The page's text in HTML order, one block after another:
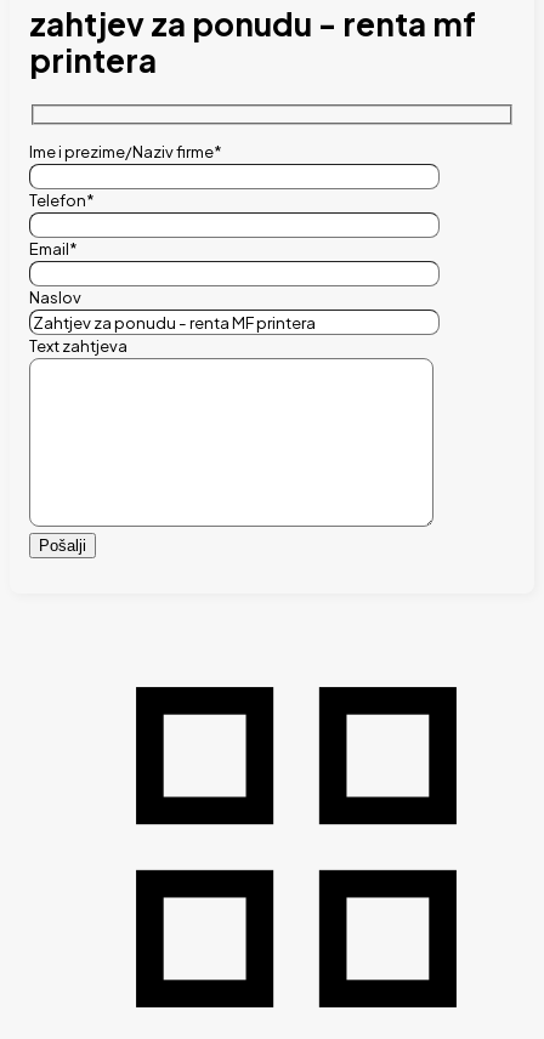
zahtjev za ponudu - renta mf
printera
Ime i prezime/Naziv firme*
Telefon*
Email*
Naslov
Text zahtjeva